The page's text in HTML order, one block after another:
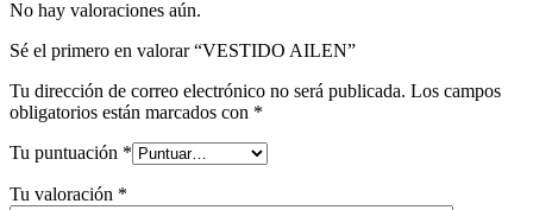
No hay valoraciones aún.
Sé el primero en valorar “VESTIDO AILEN”
Tu dirección de correo electrónico no será publicada. Los campos
obligatorios están marcados con *
Tu puntuación *
Tu valoración *